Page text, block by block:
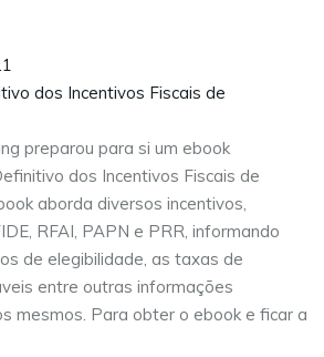
dos Incentivos Fiscais de
preparou para si um ebook
dos Incentivos Fiscais de
aborda diversos incentivos,
RFAI, PAPN e PRR, informando
de elegibilidade, as taxas de
entre outras informações
mesmos. Para obter o ebook e ficar a